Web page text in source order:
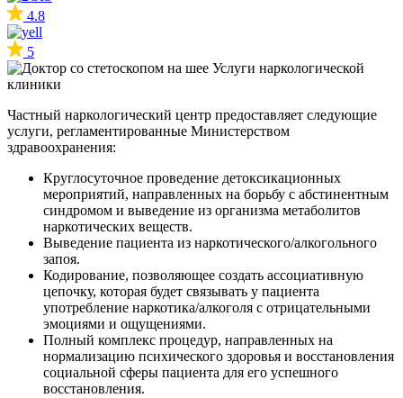
4.8
5
Услуги наркологической
клиники
Частный наркологический центр предоставляет следующие
услуги, регламентированные Министерством
здравоохранения:
Круглосуточное проведение детоксикационных
мероприятий, направленных на борьбу с абстинентным
синдромом и выведение из организма метаболитов
наркотических веществ.
Выведение пациента из наркотического/алкогольного
запоя.
Кодирование, позволяющее создать ассоциативную
цепочку, которая будет связывать у пациента
употребление наркотика/алкоголя с отрицательными
эмоциями и ощущениями.
Полный комплекс процедур, направленных на
нормализацию психического здоровья и восстановления
социальной сферы пациента для его успешного
восстановления.